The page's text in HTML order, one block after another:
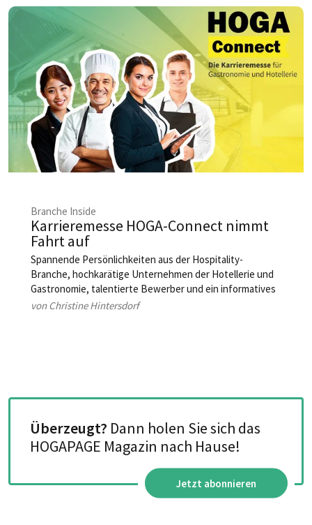
Branche Inside
Karrieremesse HOGA-Connect nimmt
Fahrt auf
Spannende Persönlichkeiten aus der Hospitality-
Branche, hochkarätige Unternehmen der Hotellerie und
Gastronomie, talentierte Bewerber und ein informatives
Bühnenprogramm – das alles verspricht die
von Christine Hintersdorf
Überzeugt? Dann holen Sie sich das
HOGAPAGE Magazin nach Hause!
Jetzt abonnieren